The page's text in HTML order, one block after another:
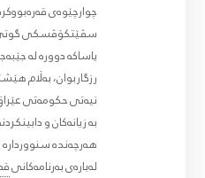
چوارچێوەی
سڤێتکۆڤسکی گوتی
یاساکە دوورە لە
رزگاربوان، بەڵام
نیەتی حکومەتی
بە زیانەکان و
هەرچەندە
لەبارەی بەرنامەکانی